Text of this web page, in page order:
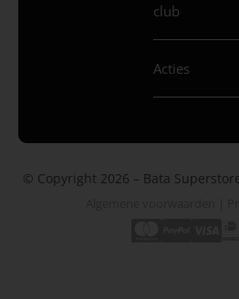
club
Acties
© Copyright 2026 – Bata